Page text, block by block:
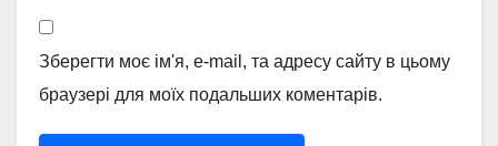
Зберегти моє ім'я, e-mail, та адресу сайту в цьому
браузері для моїх подальших коментарів.